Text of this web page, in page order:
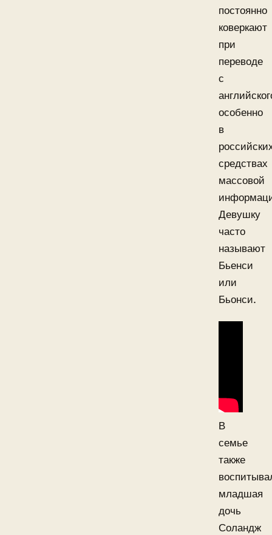
постоянно
коверкают
при
переводе
с
особенно
в
средствах
массовой
Девушку
часто
называют
Бьенси
или
Бьонси.
В
семье
также
младшая
дочь
Соландж